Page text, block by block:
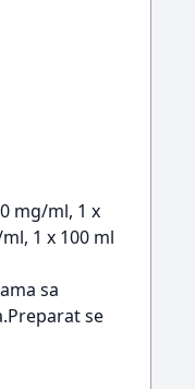
mg/ml, 1 x
1 x 100 ml
sa
se